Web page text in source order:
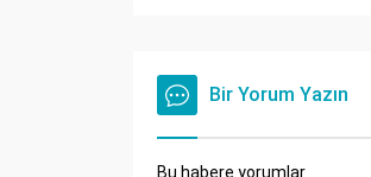
Bir Yorum Yazın
Bu habere yorumlar